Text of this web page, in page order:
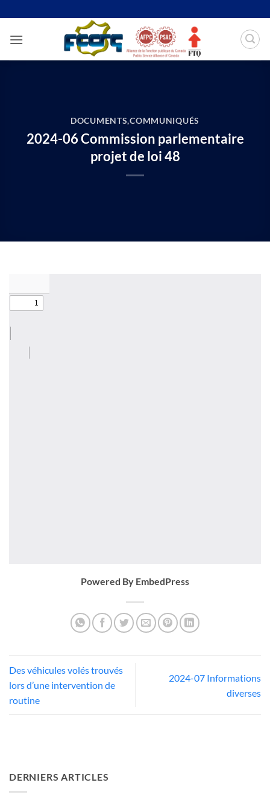
au
contenu
DOCUMENTS,COMMUNIQUÉS
2024-06 Commission parlementaire
projet de loi 48
Powered By EmbedPress
Des véhicules volés trouvés
lors d’une intervention de
routine
2024-07 Informations
diverses
DERNIERS ARTICLES